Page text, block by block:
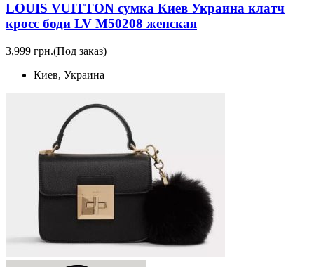
LOUIS VUITTON сумка Киев Украина клатч
кросс боди LV M50208 женская
3,999 грн.(Под заказ)
Киев, Украина